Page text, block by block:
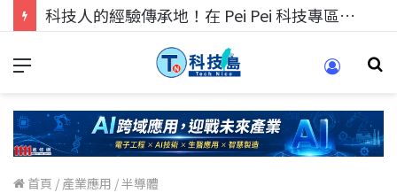
科技人的經驗傳承地！在 Pei Pei 科技專區，與學弟妹交流最硬核的技術
首頁 / 產業應用 /半導體